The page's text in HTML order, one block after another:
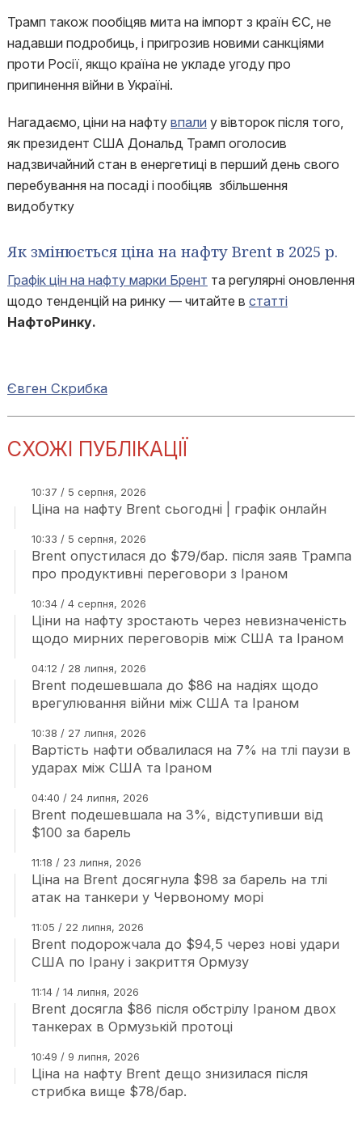
Трамп також пообіцяв мита на імпорт з країн ЄС, не
надавши подробиць, і пригрозив новими санкціями
проти Росії, якщо країна не укладе угоду про
припинення війни в Україні.
Нагадаємо, ціни на нафту впали у вівторок після того,
як президент США Дональд Трамп оголосив
надзвичайний стан в енергетиці в перший день свого
перебування на посаді і пообіцяв збільшення
видобутку
Як змінюється ціна на нафту Brent в 2025 р.
Графік цін на нафту марки Брент та регулярні оновлення
щодо тенденцій на ринку — читайте в статті
НафтоРинку.
Євген Скрибка
СХОЖІ ПУБЛІКАЦІЇ
10:37 / 5 серпня, 2026
Ціна на нафту Brent сьогодні | графік онлайн
10:33 / 5 серпня, 2026
Brent опустилася до $79/бар. після заяв Трампа
про продуктивні переговори з Іраном
10:34 / 4 серпня, 2026
Ціни на нафту зростають через невизначеність
щодо мирних переговорів між США та Іраном
04:12 / 28 липня, 2026
Brent подешевшала до $86 на надіях щодо
врегулювання війни між США та Іраном
10:38 / 27 липня, 2026
Вартість нафти обвалилася на 7% на тлі паузи в
ударах між США та Іраном
04:40 / 24 липня, 2026
Brent подешевшала на 3%, відступивши від
$100 за барель
11:18 / 23 липня, 2026
Ціна на Brent досягнула $98 за барель на тлі
атак на танкери у Червоному морі
11:05 / 22 липня, 2026
Brent подорожчала до $94,5 через нові удари
США по Ірану і закриття Ормузу
11:14 / 14 липня, 2026
Brent досягла $86 після обстрілу Іраном двох
танкерах в Ормузькій протоці
10:49 / 9 липня, 2026
Ціна на нафту Brent дещо знизилася після
стрибка вище $78/бар.